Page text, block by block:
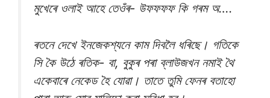
মুখেৰে ওলাই আহে তেওঁৰ- উফফফফ কি গৰম অ….
ৰতনে দেখে ইনজেকশ্যনে কাম দিবলৈ ধৰিছে। গতিকে
সি কৈ উঠে ৰতিক- বা, বুকুৰ পৰা ব্লাউজখন নমাই থৈ
একেবাৰে নেকেড হৈ যোৱা। তাতে তুমি ফেনৰ বতাহো